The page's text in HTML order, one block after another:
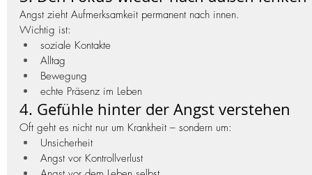
Angst zieht Aufmerksamkeit permanent nach innen.
Wichtig ist:
soziale Kontakte
Alltag
Bewegung
echte Präsenz im Leben
4. Gefühle hinter der Angst verstehen
Oft geht es nicht nur um Krankheit – sondern um:
Unsicherheit
Angst vor Kontrollverlust